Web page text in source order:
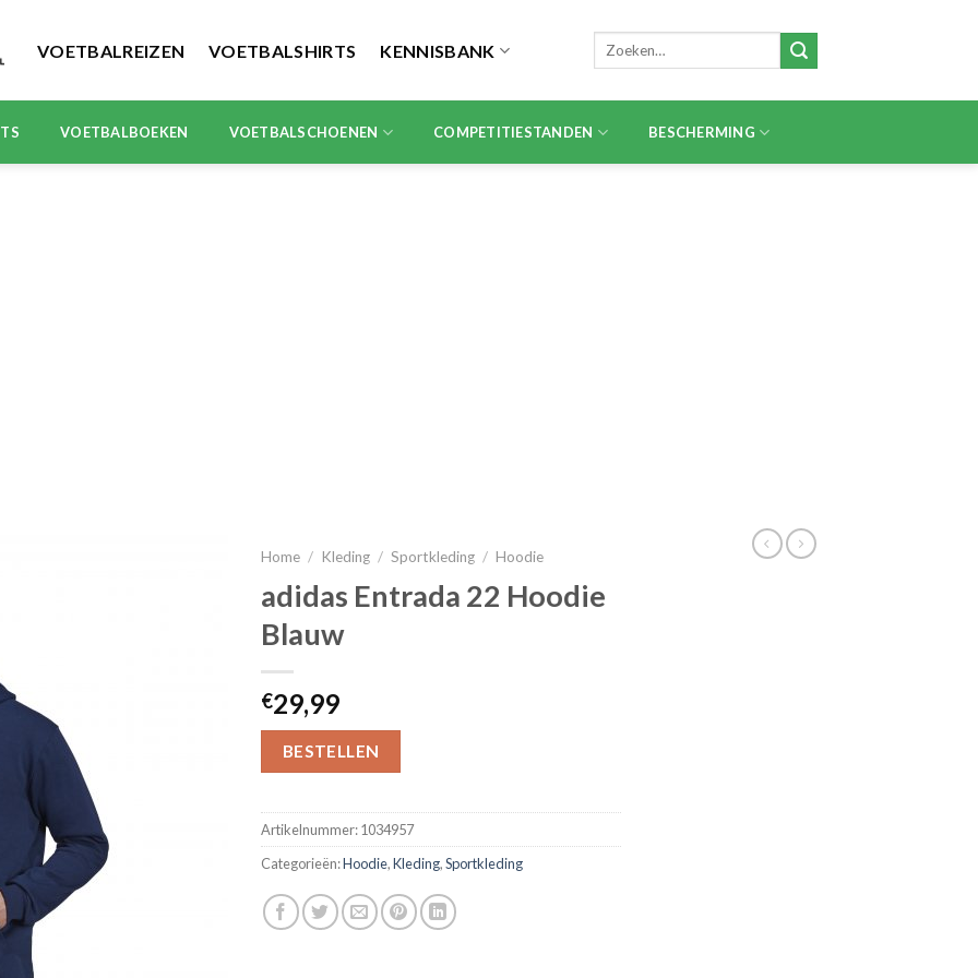
VOETBALREIZEN VOETBALSHIRTS KENNISBANK
Zoeken
VOETBALBOEKEN VOETBALSCHOENEN COMPETITIESTANDEN BESCHERMING
Home / Kleding / Sportkleding / Hoodie
adidas Entrada 22 Hoodie
Blauw
€29,99
BESTELLEN
Artikelnummer:1034957
Categorieën:Hoodie,Kleding,Sportkleding